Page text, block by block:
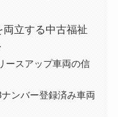
立する中古福祉
ースアップ車両の信
ンバー登録済み車両